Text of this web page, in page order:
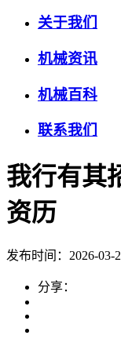
关于我们
机械资讯
机械百科
联系我们
我行有其
资历
发布时间：2026-03-
分享：